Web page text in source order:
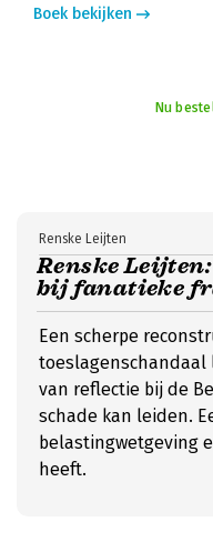
Boek bekijken
Nu
Renske
bij fanatieke
Renske Leijten
Een scherpe
toeslagenschandaal
van reflectie bij de
schade kan leiden.
belastingwetgeving
heeft.